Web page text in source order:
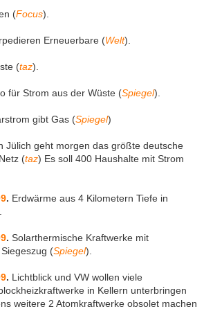
(Focus).
Erneuerbare (Welt).
(taz).
für Strom aus der Wüste (Spiegel).
gibt Gas (Spiegel)
Jülich geht morgen das größte deutsche
(taz) Es soll 400 Haushalte mit Strom
. Erdwärme aus 4 Kilometern Tiefe in
. Solarthermische Kraftwerke mit
(Spiegel).
. Lichtblick und VW wollen viele
in Kellern unterbringen
weitere 2 Atomkraftwerke obsolet machen